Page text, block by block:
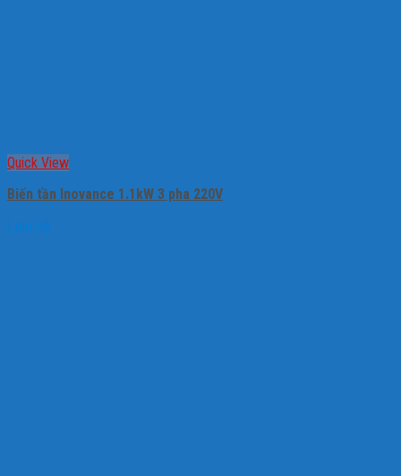
Quick View
Biến tần Inovance 1.1kW 3 pha 220V
Liên hệ